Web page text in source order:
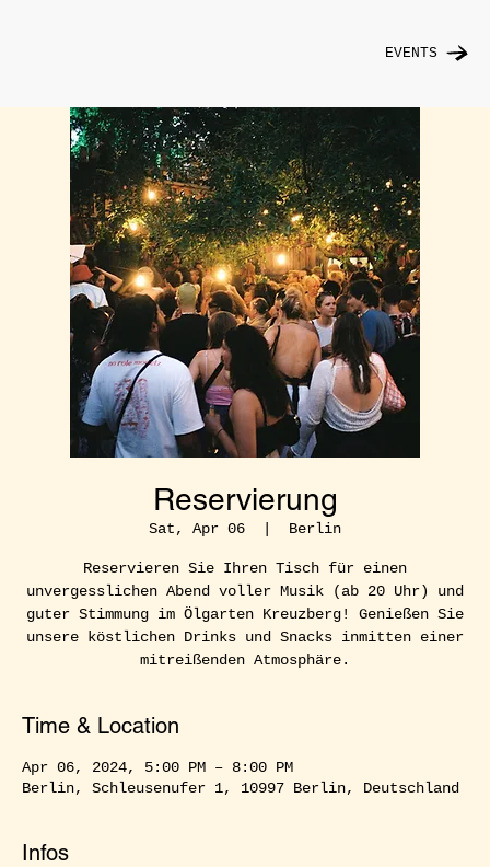
EVENTS
Reservierung
Sat, Apr 06
  |
Berlin
Reservieren Sie Ihren Tisch für einen
unvergesslichen Abend voller Musik (ab 20 Uhr) und
guter Stimmung im Ölgarten Kreuzberg! Genießen Sie
unsere köstlichen Drinks und Snacks inmitten einer
mitreißenden Atmosphäre.
Time & Location
Apr 06, 2024, 5:00 PM – 8:00 PM
Berlin, Schleusenufer 1, 10997 Berlin, Deutschland
Infos